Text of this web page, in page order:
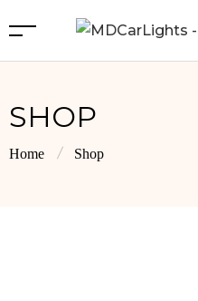
SHOP
Home Shop